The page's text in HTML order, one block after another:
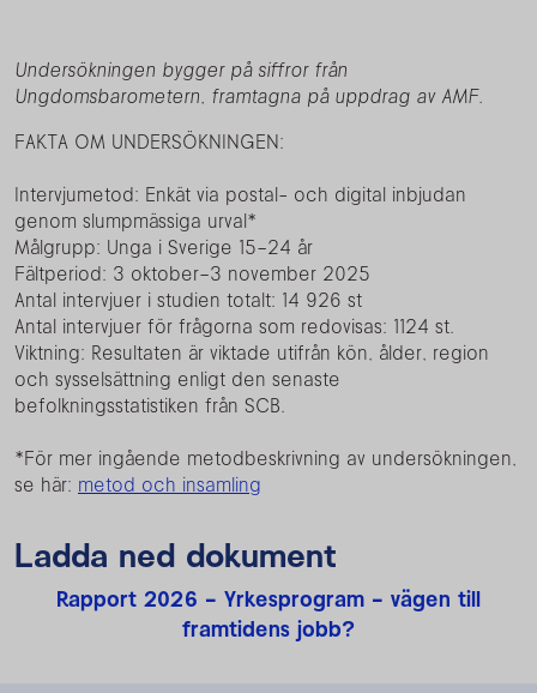
Undersökningen bygger på siffror från
Ungdomsbarometern, framtagna på uppdrag av AMF.
FAKTA OM UNDERSÖKNINGEN:
Intervjumetod: Enkät via postal- och digital inbjudan
genom slumpmässiga urval*
Målgrupp: Unga i Sverige 15–24 år
Fältperiod: 3 oktober–3 november 2025
Antal intervjuer i studien totalt: 14 926 st
Antal intervjuer för frågorna som redovisas: 1124 st.
Viktning: Resultaten är viktade utifrån kön, ålder, region
och sysselsättning enligt den senaste
befolkningsstatistiken från SCB.
*För mer ingående metodbeskrivning av undersökningen,
se här: metod och insamling
Ladda ned dokument
Rapport 2026 - Yrkesprogram - vägen till
framtidens jobb?